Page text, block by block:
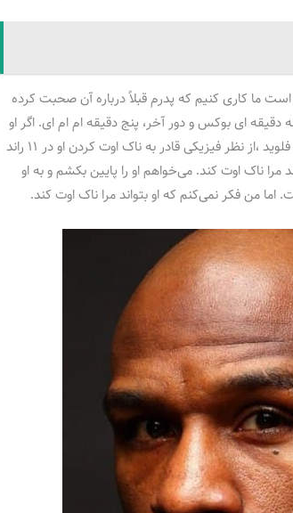
ما کاری کنیم که پدرم قبلاً درباره آن صحبت کرده
راند بوکس و یک راند ام ام ای. ۱۱ راند سه دقیقه ای بوکس و دور آخر، پنج دقیقه ام ام ای. اگر او
قبول کند، من می توانم بجنگم. ماگومدوف با بیان اینکه فلوید ،از نظر فیزیکی قادر به ناک اوت کردن او در ۱۱ راند
نیست، افزود: فکر نمی‌کنم بتواند در عرض ۱۱ راند مرا ناک اوت کند. می‌خواهم او را پایین بکشم و به او
من فکر نمی‌کنم که او بتواند مرا ناک اوت کند.